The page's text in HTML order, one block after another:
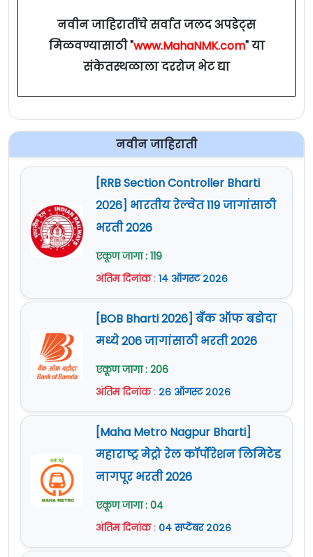
नवीन जाहिरातींचे सर्वात जलद अपडेट्स
मिळवण्यासाठी "www.MahaNMK.com" या
संकेतस्थळाला दररोज भेट द्या
नवीन जाहिराती
[RRB Section Controller Bharti
2026] भारतीय रेल्वेत 119 जागांसाठी
भरती 2026
एकूण जागा : 119
अंतिम दिनांक: १४ ऑगस्ट २०२६
[BOB Bharti 2026] बँक ऑफ बडोदा
मध्ये 206 जागांसाठी भरती 2026
एकूण जागा : 206
अंतिम दिनांक: २६ ऑगस्ट २०२६
[Maha Metro Nagpur Bharti]
महाराष्ट्र मेट्रो रेल कॉर्पोरेशन लिमिटेड
नागपूर भरती 2026
एकूण जागा : 04
अंतिम दिनांक: ०४ सप्टेंबर २०२६